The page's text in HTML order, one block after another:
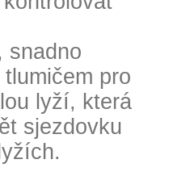
snadno
pro
lyží, která
sjezdovku